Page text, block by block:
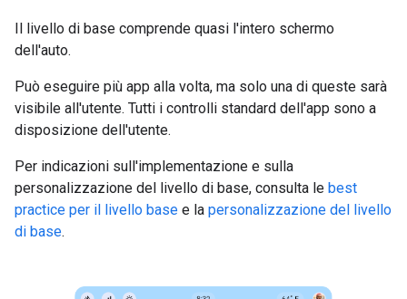
Il livello di base comprende quasi l'intero schermo
dell'auto.
Può eseguire più app alla volta, ma solo una di queste sarà
visibile all'utente. Tutti i controlli standard dell'app sono a
disposizione dell'utente.
Per indicazioni sull'implementazione e sulla
personalizzazione del livello di base, consulta le best
practice per il livello base e la personalizzazione del livello
di base.